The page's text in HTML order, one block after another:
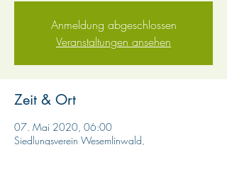
Anmeldung abgeschlossen
Veranstaltungen ansehen
Zeit & Ort
07. Mai 2020, 06:00
Siedlungsverein Wesemlinwald,